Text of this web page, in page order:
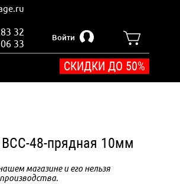
32
33
Войти
СКИДКИ ДО 50%
48-прядная 10мм
магазине и его нельзя